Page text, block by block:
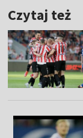
Czytaj też